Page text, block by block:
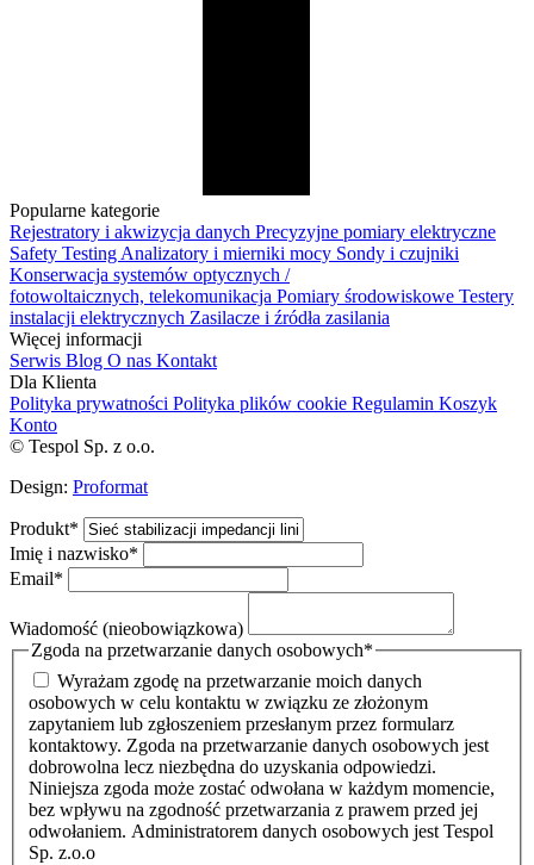
Popularne kategorie
Rejestratory i akwizycja danych Precyzyjne pomiary elektryczne
Safety TestingAnalizatory i mierniki mocy Sondy i czujniki
Konserwacja systemów optycznych /
fotowoltaicznych, telekomunikacja Pomiary środowiskowe Testery
instalacji elektrycznych Zasilacze i źródła zasilania
Więcej informacji
Serwis Blog O nas Kontakt
Dla Klienta
Polityka prywatności Polityka plików cookie Regulamin Koszyk
Konto
© Tespol Sp. z o.o.
Design: Proformat
Produkt*
Imię i nazwisko*
Email*
Wiadomość (nieobowiązkowa)
Zgoda na przetwarzanie danych osobowych*
Wyrażam zgodę na przetwarzanie moich danych
osobowych w celu kontaktu w związku ze złożonym
zapytaniem lub zgłoszeniem przesłanym przez formularz
kontaktowy. Zgoda na przetwarzanie danych osobowych jest
dobrowolna lecz niezbędna do uzyskania odpowiedzi.
Niniejsza zgoda może zostać odwołana w każdym momencie,
bez wpływu na zgodność przetwarzania z prawem przed jej
odwołaniem. Administratorem danych osobowych jest Tespol
Sp. z.o.o